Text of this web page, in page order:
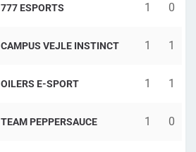
777 ESPORTS 1 0
CAMPUS VEJLE INSTINCT 1 1
OILERS E-SPORT 1 1
TEAM PEPPERSAUCE 1 0